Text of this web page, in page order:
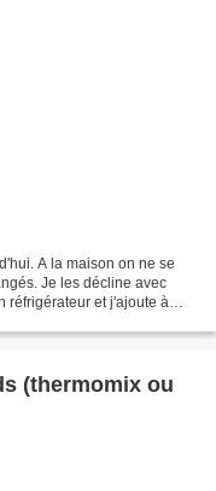
A la maison on ne se
Je les décline avec
réfrigérateur et j'ajoute à
(thermomix ou